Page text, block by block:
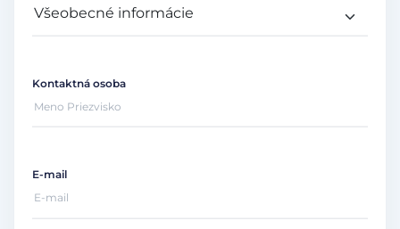
Kontaktná osoba
E-mail